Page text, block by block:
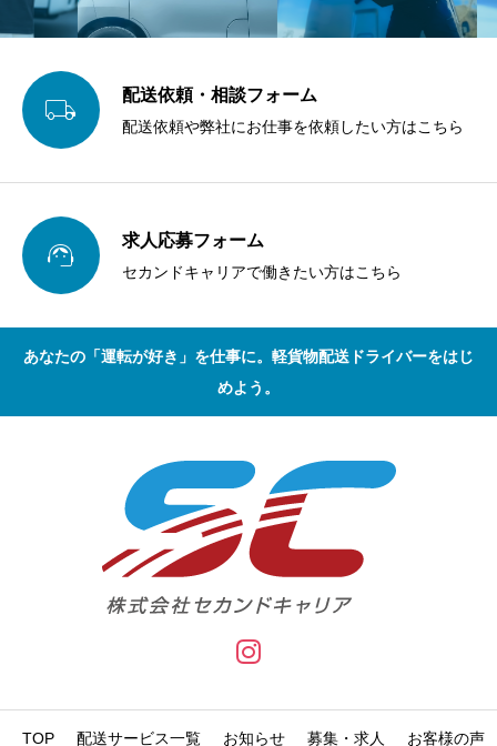
 配送依頼・相談フォーム
配送依頼や弊社にお仕事を依頼したい方はこちら
 求人応募フォーム
セカンドキャリアで働きたい方はこちら
あなたの「運転が好き」を仕事に。軽貨物配送ドライバーをはじ
めよう。
TOP 配送サービス一覧 お知らせ 募集・求人 お客様の声